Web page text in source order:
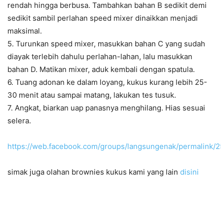
rendah hingga berbusa. Tambahkan bahan B sedikit demi
sedikit sambil perlahan speed mixer dinaikkan menjadi
maksimal.
5. Turunkan speed mixer, masukkan bahan C yang sudah
diayak terlebih dahulu perlahan-lahan, lalu masukkan
bahan D. Matikan mixer, aduk kembali dengan spatula.
6. Tuang adonan ke dalam loyang, kukus kurang lebih 25-
30 menit atau sampai matang, lakukan tes tusuk.
7. Angkat, biarkan uap panasnya menghilang. Hias sesuai
selera.
https://web.facebook.com/groups/langsungenak/permalink/
simak juga olahan brownies kukus kami yang lain disini